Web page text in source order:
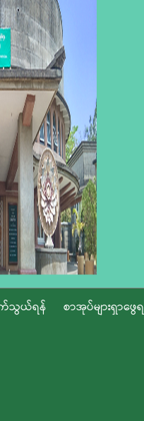
သွယ်ရန် စာအုပ်များရှာဖွေ